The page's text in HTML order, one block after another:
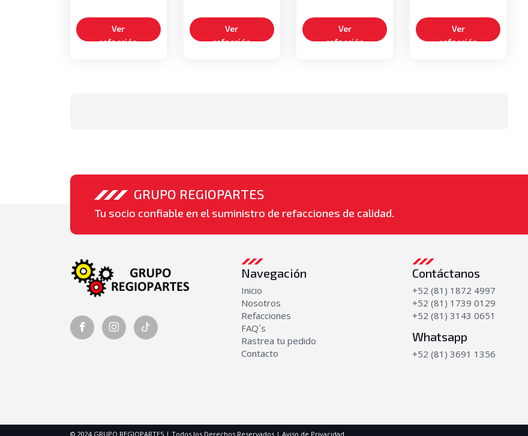
Ver
refacción
Ver
refacción
Ver
refacción
Ver
refacción
GRUPO REGIOPARTES
Tu socio confiable en el suministro de refacciones de calidad.
Navegación
Inicio
Nosotros
Refacciones
FAQ´s
Rastrea tu pedido
Contacto
Contáctanos
+52 (81) 1872 4997
+52 (81) 1739 0129
+52 (81) 3143 0651
Whatsapp
+52 (81) 3691 1356
© 2024 GRUPO REGIOPARTES | Todos los Derechos Reservados | Aviso de Privacidad